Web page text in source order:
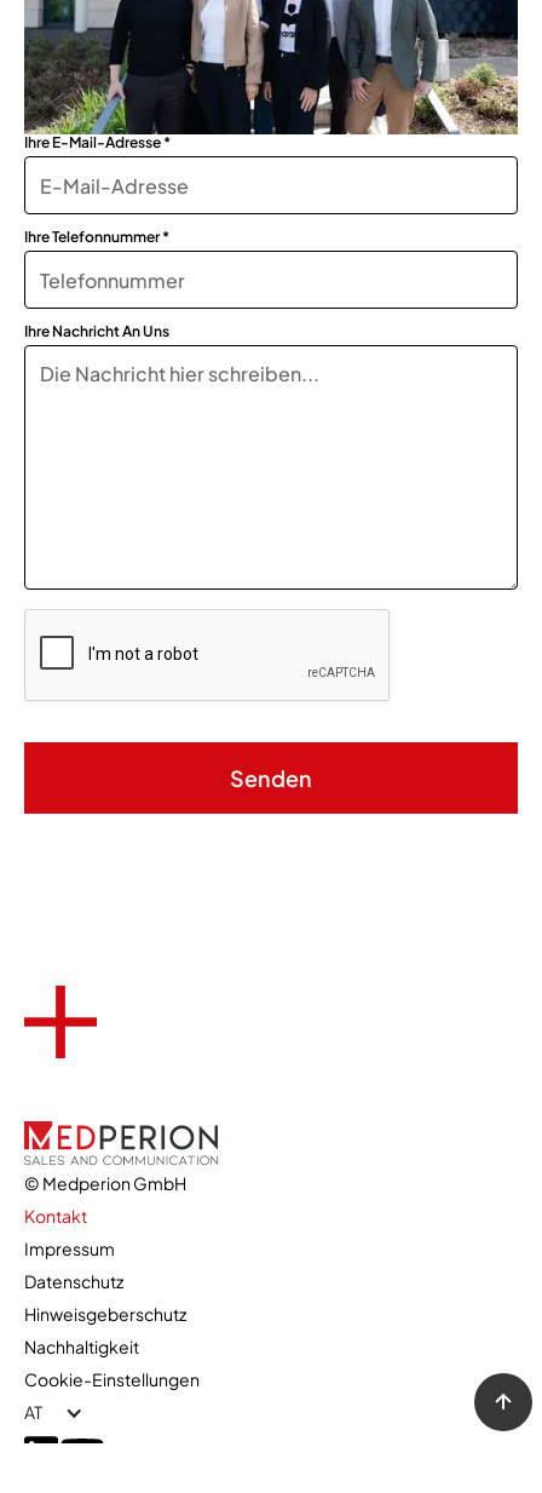
Ihre E-Mail-Adresse *
Ihre Telefonnummer *
Ihre Nachricht An Uns
© Medperion GmbH
Kontakt
Impressum
Datenschutz
Hinweisgeberschutz
Nachhaltigkeit
Cookie-Einstellungen
AT